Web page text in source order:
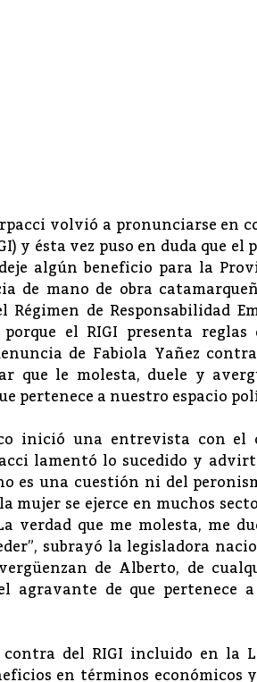
volvió a pronunciarse en
y ésta vez puso en duda que el
algún beneficio para la
de mano de obra
de Responsabilidad
el RIGI presenta reglas
de Fabiola Yañez
que le molesta, duele y
pertenece a nuestro espacio
inició una entrevista con el
lamentó lo sucedido y
es una cuestión ni del
se ejerce en muchos
verdad que me molesta, me
subrayó la legisladora
de Alberto, de
agravante de que pertenece
del RIGI incluido en la
en términos económicos